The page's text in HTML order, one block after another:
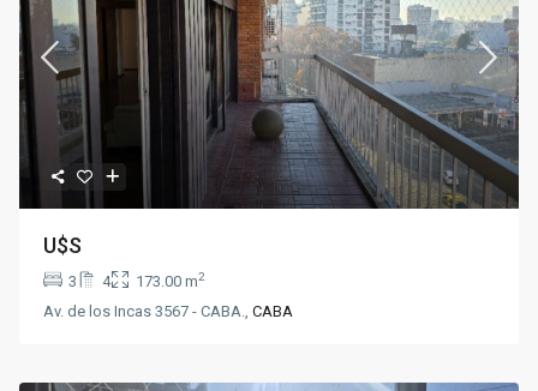
U$S
3 4 173.00 m2
Av. de los Incas 3567 - CABA.,CABA